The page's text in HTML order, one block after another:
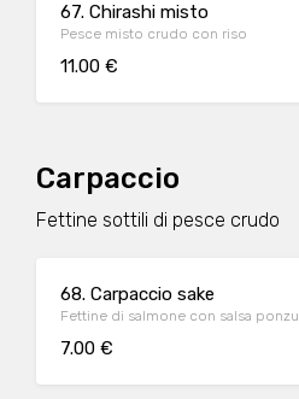
67. Chirashi misto
Pesce misto crudo con riso
11.00 €
Carpaccio
Fettine sottili di pesce crudo
68. Carpaccio sake
Fettine di salmone con salsa ponzu
7.00 €